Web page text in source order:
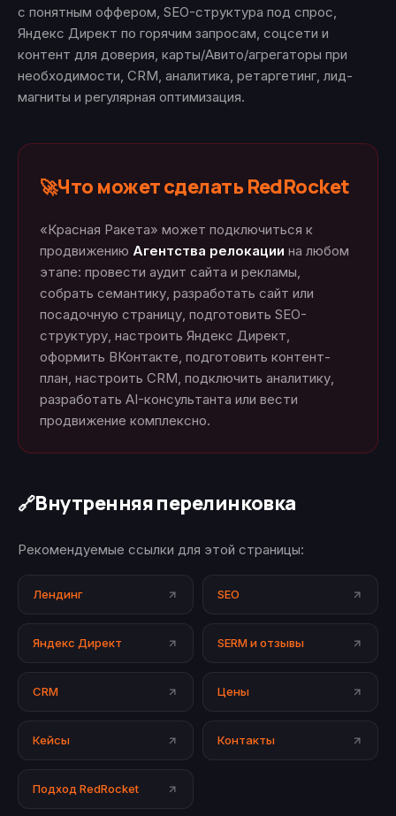
с понятным оффером, SEO-структура под спрос,
Яндекс Директ по горячим запросам, соцсети и
контент для доверия, карты/Авито/агрегаторы при
необходимости, CRM, аналитика, ретаргетинг, лид-
магниты и регулярная оптимизация.
🚀Что может сделать RedRocket
«Красная Ракета» может подключиться к
продвижению Агентства релокации на любом
этапе: провести аудит сайта и рекламы,
собрать семантику, разработать сайт или
посадочную страницу, подготовить SEO-
структуру, настроить Яндекс Директ,
оформить ВКонтакте, подготовить контент-
план, настроить CRM, подключить аналитику,
разработать AI-консультанта или вести
продвижение комплексно.
🔗Внутренняя перелинковка
Рекомендуемые ссылки для этой страницы:
Лендинг SEO
Яндекс Директ SERM и отзывы
CRM Цены
Кейсы Контакты
Подход RedRocket